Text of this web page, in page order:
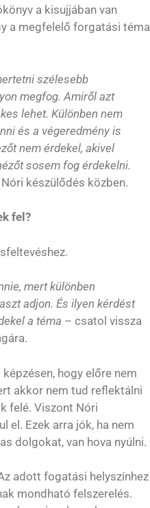
a kisujjában van
a megfelelő forgatási téma
szélesebb
megfog. Amiről azt
lehet. Különben nem
és a végeredmény is
nem érdekel, akivel
sosem fog érdekelni.
készülődés közben.
fel?
mert különben
adjon. És ilyen kérdést
a téma – csatol vissza
hogy előre nem
akkor nem tud reflektálni
felé. Viszont Nóri
el. Ezek arra jók, ha nem
dolgokat, van hova nyúlni.
adott fogatási helyszínhez
mondható felszerelés.